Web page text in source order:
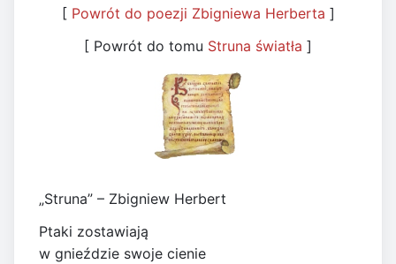
[ Powrót do poezji Zbigniewa Herberta ]
[ Powrót do tomu Struna światła ]
„Struna” – Zbigniew Herbert
Ptaki zostawiają
w gnieździe swoje cienie